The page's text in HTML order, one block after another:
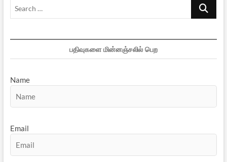
Search
பதிவுகளை மின்னஞ்சலில் பெற
Name
Email